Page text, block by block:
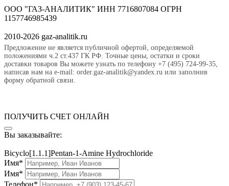
ООО "ГАЗ-АНАЛИТИК" ИНН 7716807084 ОГРН
1157746985439
2010-2026 gaz-analitik.ru
Предложение не является публичной офертой, определяемой
положениями ч.2 ст.437 ГК РФ. Точные цены, остатки и сроки
доставки товаров Вы можете узнать по телефону +7 (495) 724-99-35,
написав нам на e-mail: order.gaz-analitik@yandex.ru или заполнив
форму обратной связи.
ПОЛУЧИТЬ СЧЕТ ОНЛАЙН
Вы заказывайте:
Bicyclo[1.1.1]Pentan-1-Amine Hydrochloride
Имя*
Имя*
Телефон*